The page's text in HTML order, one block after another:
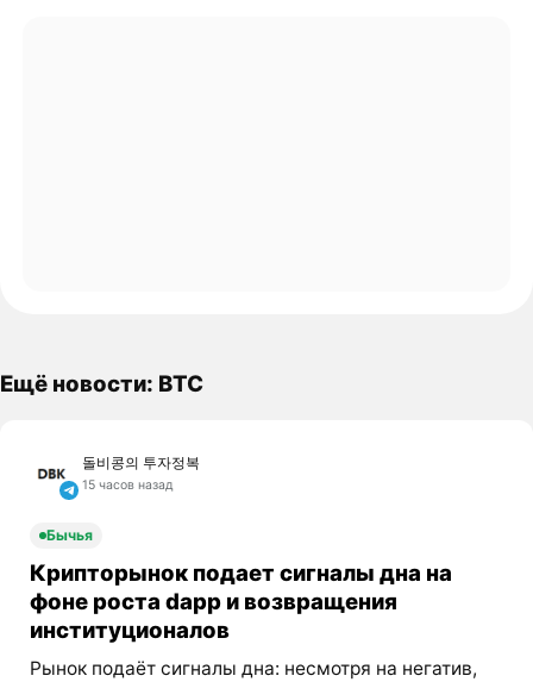
Ещё новости: BTC
돌비콩의 투자정복
15 часов назад
Бычья
Крипторынок подает сигналы дна на
фоне роста dapp и возвращения
институционалов
Рынок подаёт сигналы дна: несмотря на негатив,